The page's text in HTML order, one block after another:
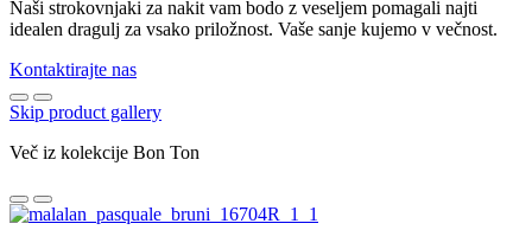
Naši strokovnjaki za nakit vam bodo z veseljem pomagali najti
idealen dragulj za vsako priložnost. Vaše sanje kujemo v večnost.
Kontaktirajte nas
Skip product gallery
Več iz kolekcije Bon Ton